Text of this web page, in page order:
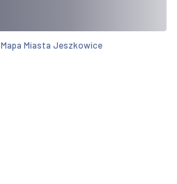
Mapa Miasta Jeszkowice